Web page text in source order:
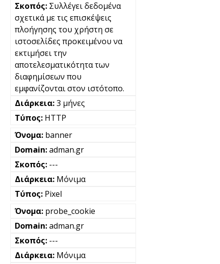
Συλλέγει δεδομένα
σχετικά με τις επισκέψεις
πλοήγησης του χρήστη σε
ιστοσελίδες προκειμένου να
εκτιμήσει την
αποτελεσματικότητα των
διαφημίσεων που
εμφανίζονται στον ιστότοπο.
3 μήνες
HTTP
banner
adman.gr
---
Μόνιμα
Pixel
probe_cookie
adman.gr
---
Μόνιμα